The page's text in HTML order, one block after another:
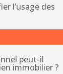
l’usage des
peut-il
immobilier ?